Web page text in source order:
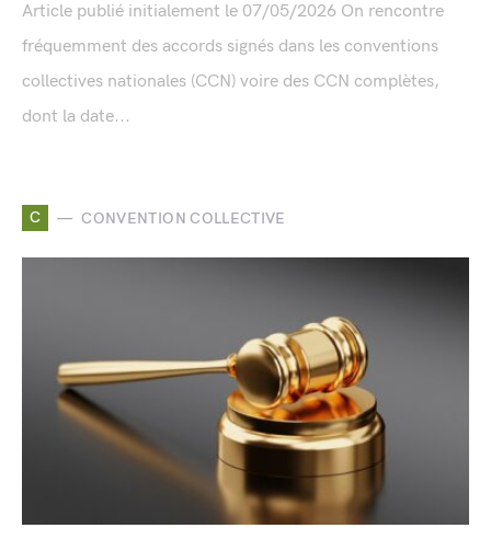
Article publié initialement le 07/05/2026 On rencontre
fréquemment des accords signés dans les conventions
collectives nationales (CCN) voire des CCN complètes,
dont la date...
C CONVENTION COLLECTIVE